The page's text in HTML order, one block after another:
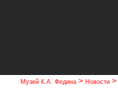
Музей К.А. Федина > Новости >